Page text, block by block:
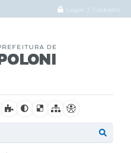
Login / Cadastro